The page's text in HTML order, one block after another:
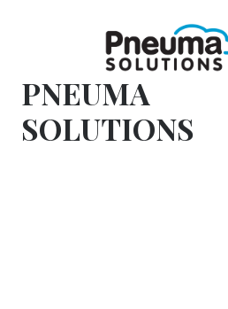
PNEUMA
SOLUTIONS